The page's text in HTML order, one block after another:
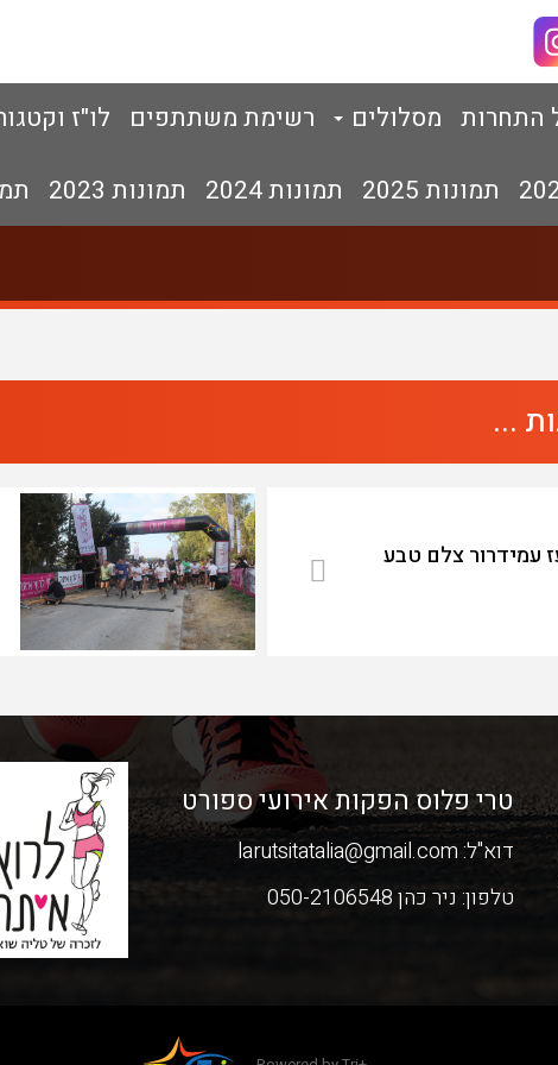
התחרות מסלולים רשימת משתתפים לו"ז
תמונות 2025 תמונות 2024 תמונות 2023
...
עמידרור צלם טבע
טרי פלוס הפקות אירועי ספורט
דוא"ל:larutsitatalia@gmail.com
טלפון: ניר כהן 050-2106548